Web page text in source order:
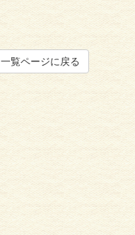
一覧ページに戻る